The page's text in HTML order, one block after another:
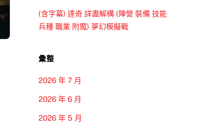
(含字幕) 達奇 詳盡解構 (陣營 裝備 技能
兵種 職業 附魔) 夢幻模擬戰
彙整
2026 年 7 月
2026 年 6 月
2026 年 5 月